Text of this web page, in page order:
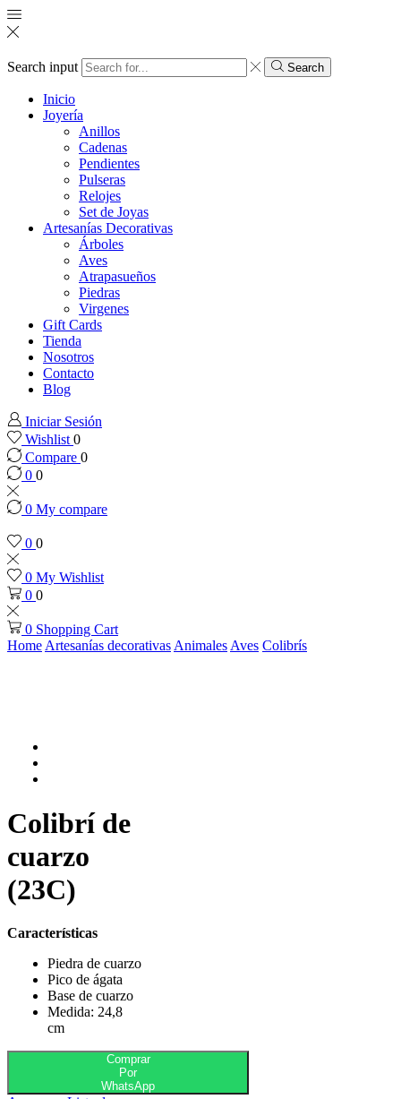
Search input Search
Inicio
Joyería
Anillos
Cadenas
Pendientes
Pulseras
Relojes
Set de Joyas
Artesanías Decorativas
Árboles
Aves
Atrapasueños
Piedras
Virgenes
Gift Cards
Tienda
Nosotros
Contacto
Blog
Iniciar Sesión
Wishlist 0
Compare 0
0 0
0 My compare
0 0
0 My Wishlist
0 0
0 Shopping Cart
Home Artesanías decorativas Animales Aves Colibrís
Colibrí de
cuarzo
(23C)
Características
Piedra de cuarzo
Pico de ágata
Base de cuarzo
Medida: 24,8
cm
Comprar
Por
WhatsApp